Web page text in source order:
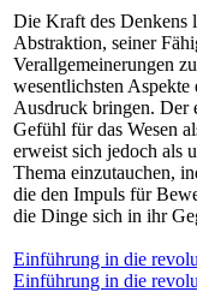
Die Kraft des Denkens
Abstraktion, seiner
Verallgemeinerungen
wesentlichsten Aspekte
Ausdruck bringen. Der
Gefühl für das Wesen
erweist sich jedoch als
Thema einzutauchen,
die den Impuls für
die Dinge sich in ihr
Einführung in die
Einführung in die